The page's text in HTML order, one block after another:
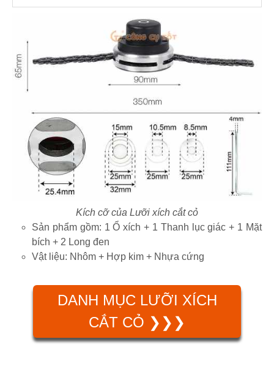
Kích cỡ của Lưỡi xích cắt cỏ
Sản phẩm gồm: 1 Ổ xích + 1 Thanh lục giác + 1 Mặt
bích + 2 Long đen
Vật liệu: Nhôm + Hợp kim + Nhựa cứng
DANH MỤC LƯỠI XÍCH
CẮT CỎ ❯❯❯